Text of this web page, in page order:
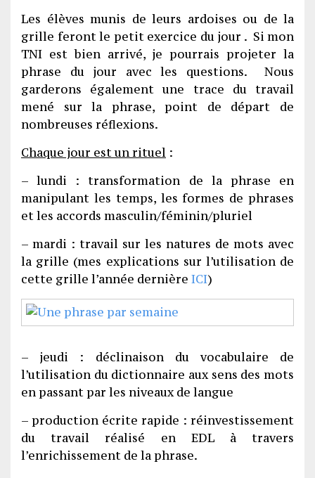
Les élèves munis de leurs ardoises ou de la
grille feront le petit exercice du jour . Si mon
TNI est bien arrivé, je pourrais projeter la
phrase du jour avec les questions. Nous
garderons également une trace du travail
mené sur la phrase, point de départ de
nombreuses réflexions.
Chaque jour est un rituel :
– lundi : transformation de la phrase en
manipulant les temps, les formes de phrases
et les accords masculin/féminin/pluriel
– mardi : travail sur les natures de mots avec
la grille (mes explications sur l’utilisation de
cette grille l’année dernière ICI)
– jeudi : déclinaison du vocabulaire de
l’utilisation du dictionnaire aux sens des mots
en passant par les niveaux de langue
– production écrite rapide : réinvestissement
du travail réalisé en EDL à travers
l’enrichissement de la phrase.